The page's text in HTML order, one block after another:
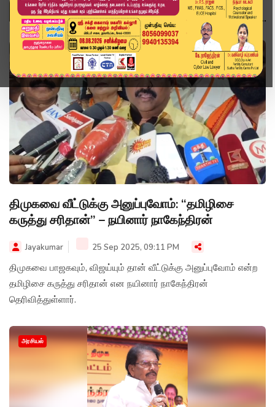
திமுகவை வீட்டுக்கு அனுப்புவோம்: “தமிழிசை
கருத்து சரிதான்” – நயினார் நாகேந்திரன்
Jayakumar 25 Sep 2025, 09:11 PM
திமுகவை பாஜகவும், விஜய்யும் தான் வீட்டுக்கு அனுப்புவோம் என்ற
தமிழிசை கருத்து சரிதான் என நயினார் நாகேந்திரன்
தெரிவித்துள்ளார்.
அரசியல்